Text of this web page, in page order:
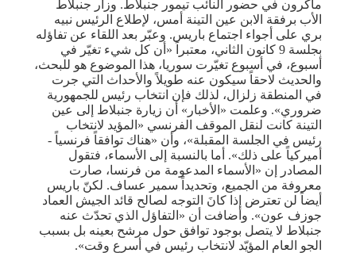
ماكرون في حضور النائب تيمور جنبلاط. وزار جنبلاط
الأب برفقة الابن عين التينة أمس، لإطلاع الرئيس نبيه
بري على أجواء اجتماع باريس. وعبّر بعد اللقاء عن تفاؤله
بجلسة 9 كانون الثاني، معتبراً «أن كل شيء تغيّر في
أسبوع، في أسبوع تغيّرت سوريا، هذا الموضوع هو للبحث،
والحديث لاحقاً سيكون عنه طويلاً والأحداث التي جرت
في المنطقة زلزال، لذلك فإن انتخاب رئيس للجمهورية
ضروري». وعلمت «الأخبار» أن زيارة جنبلاط إلى عين
التينة كانت لنقل الموقف الفرنسي «المؤيد لانتخاب
رئيس في الجلسة المقبلة»، وأن «هناك توافقاً فرنسياً -
أميركياً على ذلك». أما بالنسبة إلى الأسماء، فتقول
المصادر إن «الأسماء المدعومة من فرنسا، صارت
معروفة من الجميع، وتحديداً سمير عساف. لكنّ باريس
أيضاً لن تعترض إذا كانَ التوجه لصالح قائد الجيش العماد
جوزف عون». وأضافت أن «التفاؤل الذي تحدّث عنه
جنبلاط لا يتصل بوجود توافق حول مرشح بعينه بل بسبب
الجو العام المؤيّد لانتخاب رئيس في أسرع وقت».